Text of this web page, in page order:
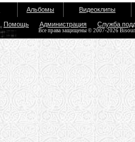
Альбомы Видеоклипы
Помощь Администрация Служба
Все права защищены © 2007-2026